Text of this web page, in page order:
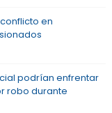
en
podrían enfrentar
robo durante